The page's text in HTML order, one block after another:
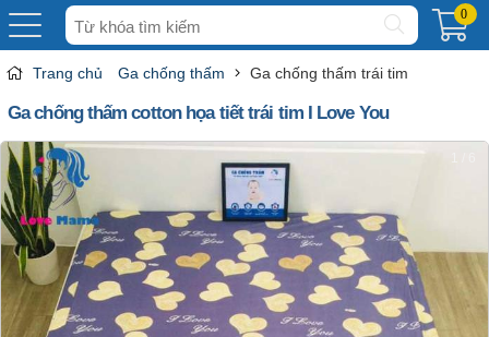
Tìm
kiếm
0
Trang chủ Ga chống thấm Ga chống thấm trái tim
Ga chống thấm cotton họa tiết trái tim I Love You